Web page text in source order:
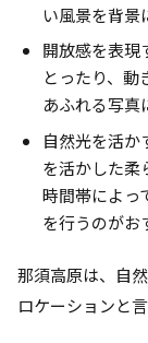
い風景を背景
開放感を表現
とったり、
あふれる写真
自然光を活か
を活かした柔
時間帯によっ
を行うのがお
那須高原は、自
ロケーションと